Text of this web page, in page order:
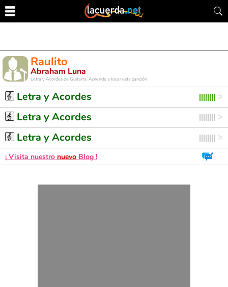
Raulito
Abraham Luna
Letra y Acordes de Guitarra. Aprende a tocar esta canción
Letra y Acordes
Letra y Acordes
Letra y Acordes
¡ Visita nuestro nuevo Blog !